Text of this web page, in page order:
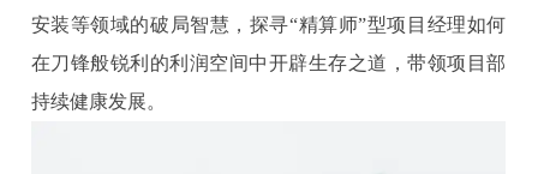
安装等领域的破局智慧，探寻“精算师”型项目经理如何
在刀锋般锐利的利润空间中开辟生存之道，带领项目部
持续健康发展。